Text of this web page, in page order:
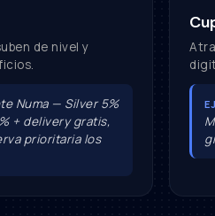
de nivel y
Numa — Silver 5%
+ delivery gratis,
prioritaria los